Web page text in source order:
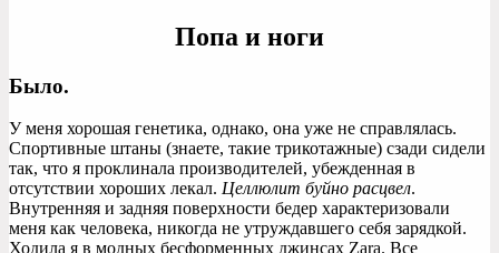
Попа и ноги
Было.
У меня хорошая генетика, однако, она уже не справлялась.
Спортивные штаны (знаете, такие трикотажные) сзади сидели
так, что я проклинала производителей, убежденная в
отсутствии хороших лекал. Целлюлит буйно расцвел.
Внутренняя и задняя поверхности бедер характеризовали
меня как человека, никогда не утруждавшего себя зарядкой.
Ходила я в модных бесформенных джинсах Zara. Все